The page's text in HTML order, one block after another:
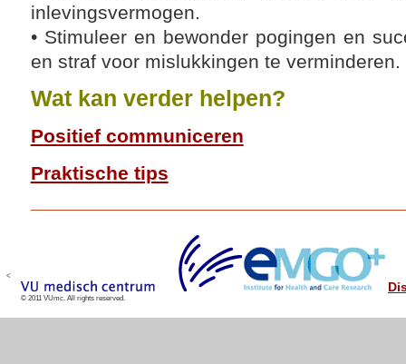
inlevingsvermogen.
• Stimuleer en bewonder pogingen en
en straf voor mislukkingen te verminderen.
Wat kan verder helpen?
Positief communiceren
Praktische tips
<
© 2011 VUmc. All rights reserved.